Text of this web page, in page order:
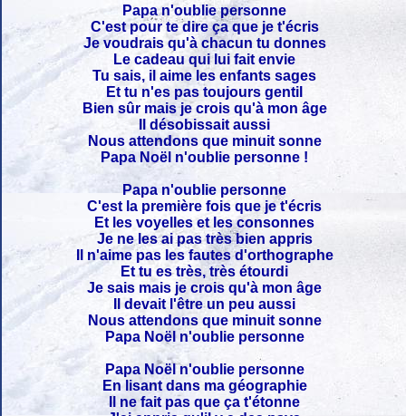
Papa n'oublie personne
C'est pour te dire ça que je t'écris
Je voudrais qu'à chacun tu donnes
Le cadeau qui lui fait envie
Tu sais, il aime les enfants sages
Et tu n'es pas toujours gentil
Bien sûr mais je crois qu'à mon âge
Il désobissait aussi
Nous attendons que minuit sonne
Papa Noël n'oublie personne !
Papa n'oublie personne
C'est la première fois que je t'écris
Et les voyelles et les consonnes
Je ne les ai pas très bien appris
Il n'aime pas les fautes d'orthographe
Et tu es très, très étourdi
Je sais mais je crois qu'à mon âge
Il devait l'être un peu aussi
Nous attendons que minuit sonne
Papa Noël n'oublie personne
Papa Noël n'oublie personne
En lisant dans ma géographie
Il ne fait pas que ça t'étonne